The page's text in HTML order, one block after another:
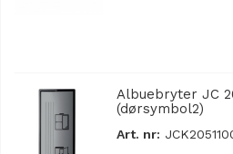
Albuebryter JC
(dørsymbol2)
Art. nr: